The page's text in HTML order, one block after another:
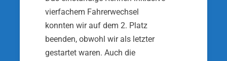
vierfachem Fah­rerwechsel
konnten wir auf dem 2. Platz
beenden, obwohl wir als letzter
gestartet waren. Auch die